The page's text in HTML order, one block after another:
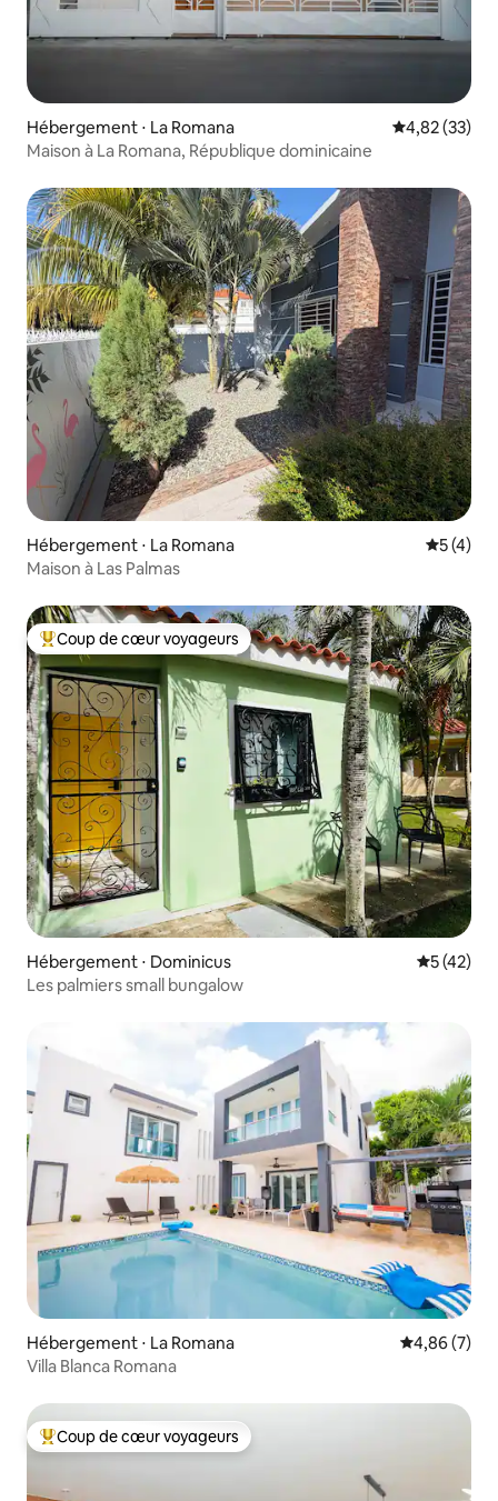
Hébergement ⋅ La Romana Évaluation
4,82 (33)
Maison à La Romana, République dominicaine
Hébergement ⋅ La Romana
5 (4)
Maison à Las Palmas
Coups de cœur voyageurs les plus appréciés
Coup de cœur voyageurs
Hébergement ⋅ Dominicus
5 (42)
Les palmiers small bungalow
Hébergement ⋅ La Romana Évaluation
4,86 (7)
Villa Blanca Romana
Coups de cœur voyageurs les plus appréciés
Coup de cœur voyageurs